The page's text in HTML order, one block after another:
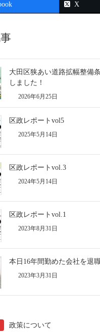
X
大田区狭あい道路拡幅整備
しました！
2026年6月25日
区政レポートvol5
2025年5月14日
区政レポートvol.3
2024年5月14日
区政レポートvol.1
2023年8月31日
本日16年間勤めた会社を退
2023年3月31日
政策について